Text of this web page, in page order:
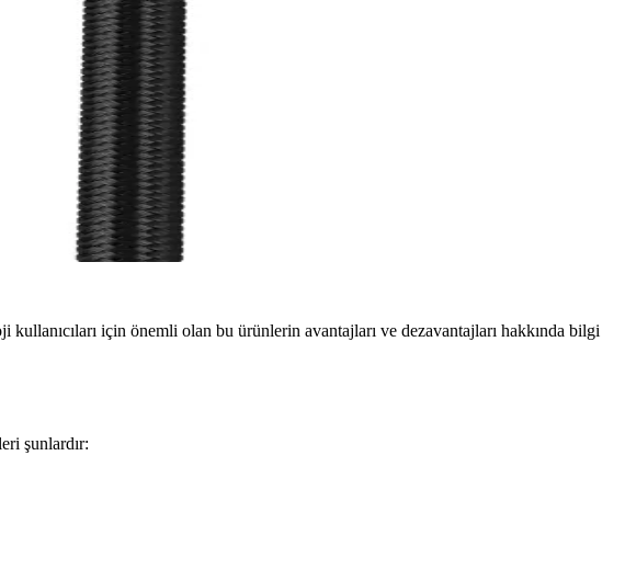
için önemli olan bu ürünlerin avantajları ve dezavantajları hakkında bilgi
şunlardır: